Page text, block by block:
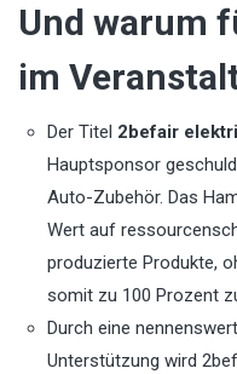
Und warum
im
Der Titel 2befair
Hauptsponsor
Auto-Zubehör. Das
Wert auf
produzierte Produkte,
somit zu 100 Prozent
Durch eine
Unterstützung wird